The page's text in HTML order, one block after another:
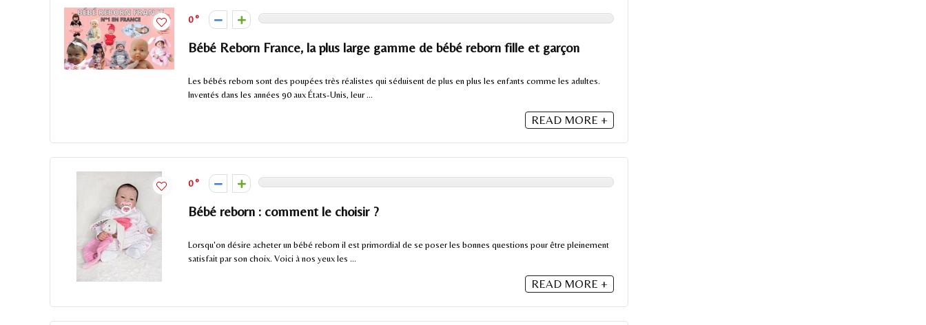
0
Bébé Reborn France, la plus large gamme de bébé reborn fille et garçon
Les bébés reborn sont des poupées très réalistes qui séduisent de plus en plus les enfants comme les adultes.
Inventés dans les années 90 aux États-Unis, leur ...
READ MORE +
0
Bébé reborn : comment le choisir ?
Lorsqu'on désire acheter un bébé reborn il est primordial de se poser les bonnes questions pour être pleinement
satisfait par son choix. Voici à nos yeux les ...
READ MORE +